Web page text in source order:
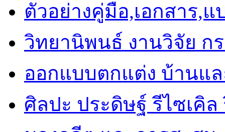
ตัวอย่างคู่มือ,เอกสาร,
วิทยานิพนธ์ งานวิจัย ก
ออกแบบตกแต่ง บ้านแ
ศิลปะ ประดิษฐ์ รีไซเคิล